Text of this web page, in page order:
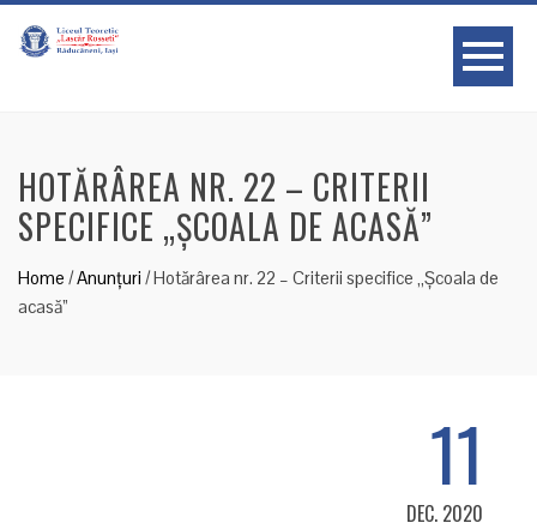
HOTĂRÂREA NR. 22 – CRITERII
SPECIFICE „ȘCOALA DE ACASĂ”
Home /Anunțuri /Hotărârea nr. 22 – Criterii specifice „Școala de
acasă”
11
DEC. 2020